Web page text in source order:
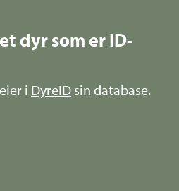
dyr som er ID-
i DyreID sin database.